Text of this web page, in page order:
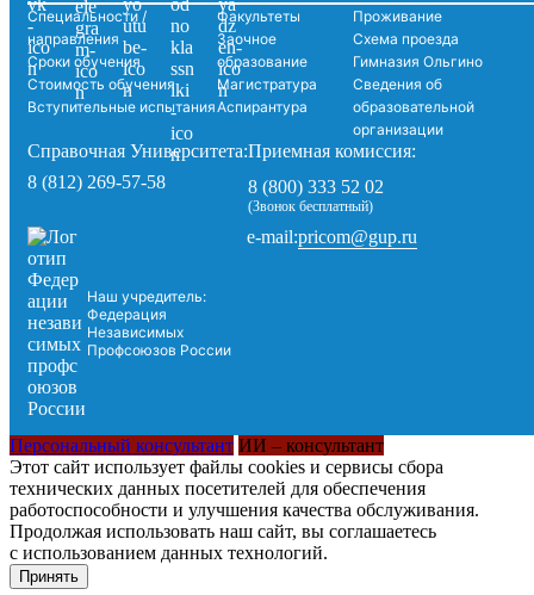
Специальности /
направления
Сроки обучения
Стоимость обучения
Вступительные испытания
Факультеты
Заочное
образование
Магистратура
Аспирантура
Проживание
Схема проезда
Гимназия Ольгино
Сведения об
образовательной
организации
Справочная Университета:
8 (812) 269-57-58
Приемная комиссия:
8 (800) 333 52 02
(Звонок бесплатный)
Наш учредитель:
Федерация
Независимых
Профсоюзов России
e-mail:pricom@gup.ru
Персональный консультант ИИ – консультант
Этот сайт использует файлы cookies и сервисы сбора
технических данных посетителей для обеспечения
работоспособности и улучшения качества обслуживания.
Продолжая использовать наш сайт, вы соглашаетесь
с использованием данных технологий.
Принять